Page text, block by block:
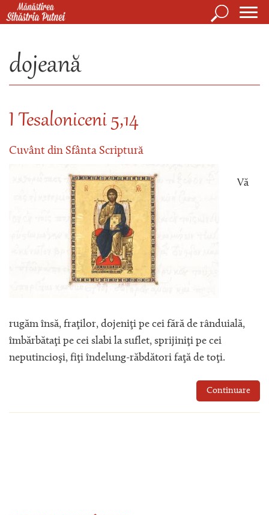
Mergi la conţinutul principal
Căutare
dojeană
I Tesaloniceni 5,14
Cuvânt din Sfânta Scriptură
Vă
rugăm însă, fraţilor, dojeniţi pe cei fără de rânduială,
îmbărbătaţi pe cei slabi la suflet, sprijiniţi pe cei
neputincioşi, fiţi îndelung-răbdători faţă de toţi.
Continuare